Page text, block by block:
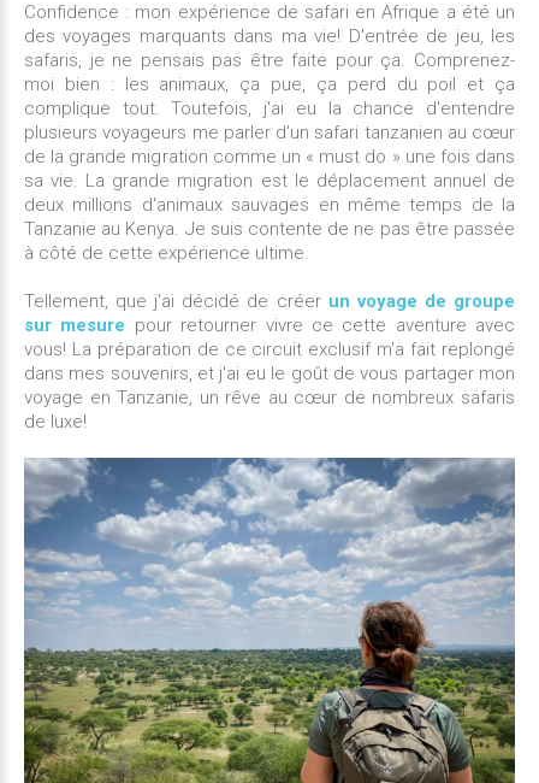
Confidence : mon expérience de safari en Afrique a été un
des voyages marquants dans ma vie! D'entrée de jeu, les
safaris, je ne pensais pas être faite pour ça. Comprenez-
moi bien : les animaux, ça pue, ça perd du poil et ça
complique tout. Toutefois, j'ai eu la chance d'entendre
plusieurs voyageurs me parler d'un safari tanzanien au cœur
de la grande migration comme un « must do » une fois dans
sa vie. La grande migration est le déplacement annuel de
deux millions d'animaux sauvages en même temps de la
Tanzanie au Kenya. Je suis contente de ne pas être passée
à côté de cette expérience ultime.
Tellement, que j'ai décidé de créer un voyage de groupe
sur mesure pour retourner vivre ce cette aventure avec
vous! La préparation de ce circuit exclusif m'a fait replongé
dans mes souvenirs, et j'ai eu le goût de vous partager mon
voyage en Tanzanie, un rêve au cœur de nombreux safaris
de luxe!